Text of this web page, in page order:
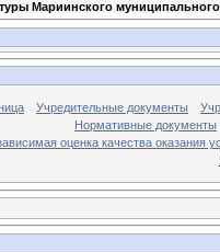
Мариинского
Учредительные документы
Нормативные документы
оценка качества оказания